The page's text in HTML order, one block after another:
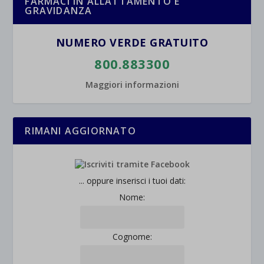
GRAVIDANZA
NUMERO VERDE GRATUITO
800.883300
Maggiori informazioni
RIMANI AGGIORNATO
... oppure inserisci i tuoi dati:
Nome:
Cognome:
wpc*